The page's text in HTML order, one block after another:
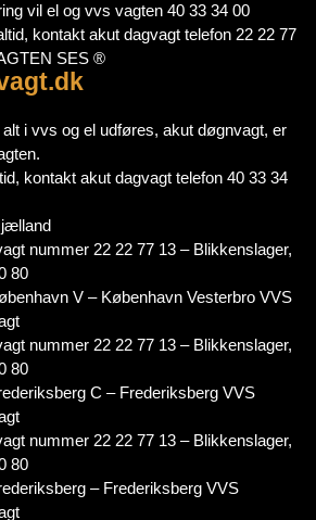
vil el og vvs vagten 40 33 34 00
kontakt akut dagvagt telefon 22 22 77
SES ®
i vvs og el udføres, akut døgnvagt, er
kontakt akut dagvagt telefon 40 33 34
nummer 22 22 77 13 – Blikkenslager,
80
V – København Vesterbro VVS
nummer 22 22 77 13 – Blikkenslager,
80
C – Frederiksberg VVS
nummer 22 22 77 13 – Blikkenslager,
80
– Frederiksberg VVS